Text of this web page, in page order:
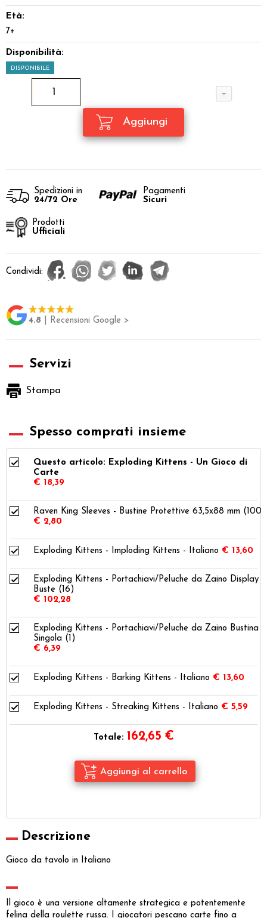
Età:
7+
Disponibilità:
DISPONIBILE
Spedizioni in
24/72 Ore
Pagamenti
Sicuri
Prodotti
Ufficiali
Condividi:
4.8 | Recensioni Google >
Servizi
Stampa
Spesso comprati insieme
Questo articolo: Exploding Kittens - Un Gioco di
Carte
€ 18,39
Raven King Sleeves - Bustine Protettive 63,5x88 mm (100)
€ 2,80
Exploding Kittens - Imploding Kittens - Italiano € 13,60
Exploding Kittens - Portachiavi/Peluche da Zaino Display
Buste (16)
€ 102,28
Exploding Kittens - Portachiavi/Peluche da Zaino Bustina
Singola (1)
€ 6,39
Exploding Kittens - Barking Kittens - Italiano € 13,60
Exploding Kittens - Streaking Kittens - Italiano € 5,59
Totale: 162,65 €
Descrizione
Gioco da tavolo in Italiano
Il gioco è una versione altamente strategica e potentemente
felina della roulette russa. I giocatori pescano carte fino a